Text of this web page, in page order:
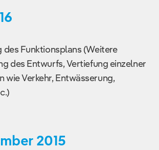
des Funktionsplans (Weitere
des Entwurfs, Vertiefung einzelner
wie Verkehr, Entwässerung,
2015